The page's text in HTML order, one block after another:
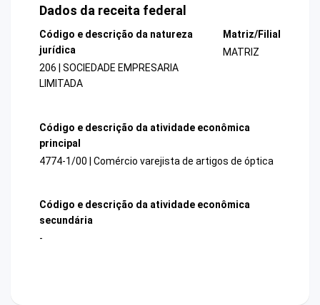
Dados da receita federal
Código e descrição da natureza
jurídica
206 | SOCIEDADE EMPRESARIA
LIMITADA
Matriz/Filial
MATRIZ
Código e descrição da atividade econômica
principal
4774-1/00 | Comércio varejista de artigos de óptica
Código e descrição da atividade econômica
secundária
-